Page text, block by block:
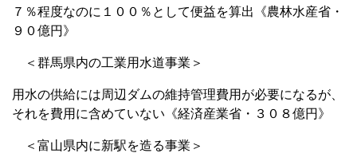
７％程度なのに１００％として便益を算出《農林水産省・
９０億円》
＜群馬県内の工業用水道事業＞
用水の供給には周辺ダムの維持管理費用が必要になるが、
それを費用に含めていない《経済産業省・３０８億円》
＜富山県内に新駅を造る事業＞